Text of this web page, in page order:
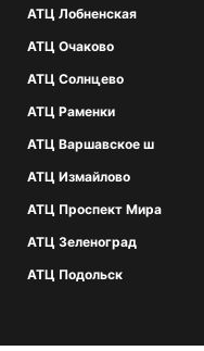
АТЦ Лобненская
АТЦ Очаково
АТЦ Солнцево
АТЦ Раменки
АТЦ Варшавское ш
АТЦ Измайлово
АТЦ Проспект Мира
АТЦ Зеленоград
АТЦ Подольск